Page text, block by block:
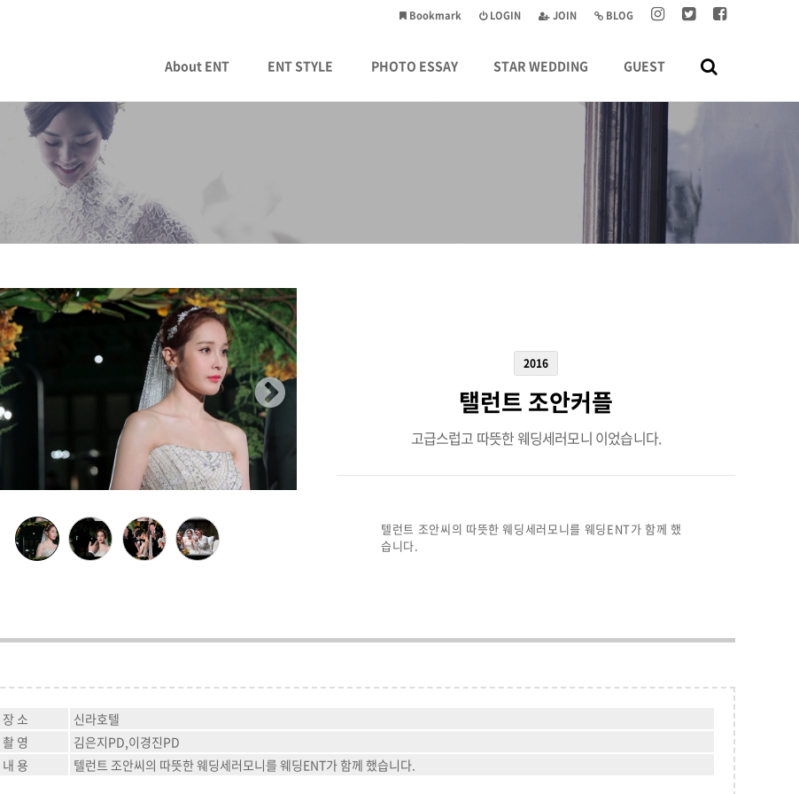
BLOG
JOIN
LOGIN
Bookmark
About ENT ENT STYLE PHOTO ESSAY STAR WEDDING GUEST
2016
탤런트 조안커플
고급스럽고 따뜻한 웨딩세러모니 이었습니다.
텔런트 조안씨의 따뜻한 웨딩세러모니를 웨딩ENT가 함께 했
습니다.
장 소
신라호텔
촬 영
김은지PD,이경진PD
내 용
텔런트 조안씨의 따뜻한 웨딩세러모니를 웨딩ENT가 함께 했습니다.